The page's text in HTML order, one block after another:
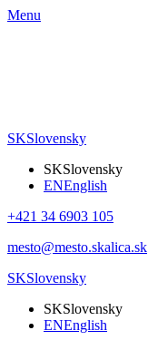
Menu
SKSlovensky
SKSlovensky
ENEnglish
+421 34 6903 105
mesto@mesto.skalica.sk
SKSlovensky
SKSlovensky
ENEnglish